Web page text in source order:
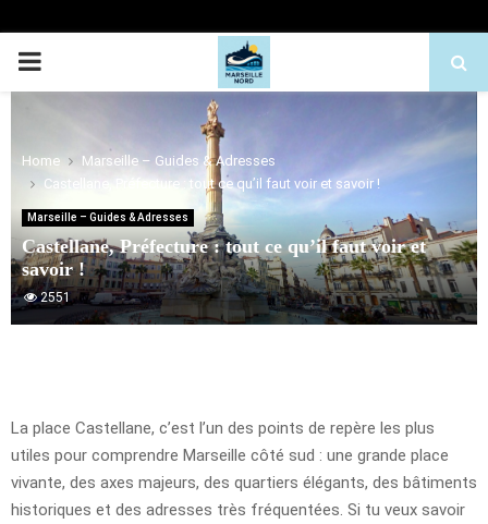
PRIMARY
MENU
Home
Marseille – Guides & Adresses
Castellane, Préfecture : tout ce qu’il faut voir et savoir !
Marseille – Guides & Adresses
Castellane, Préfecture : tout ce qu’il faut voir et
savoir !
2551
La place Castellane, c’est l’un des points de repère les plus
utiles pour comprendre Marseille côté sud : une grande place
vivante, des axes majeurs, des quartiers élégants, des bâtiments
historiques et des adresses très fréquentées. Si tu veux savoir